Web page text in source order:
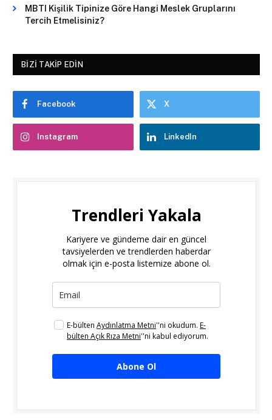
MBTI Kişilik Tipinize Göre Hangi Meslek Gruplarını
Tercih Etmelisiniz?
BIZI TAKIP EDIN
Facebook X
Instagram LinkedIn
Trendleri Yakala
Kariyere ve gündeme dair en güncel
tavsiyelerden ve trendlerden haberdar
olmak için e-posta listemize abone ol.
E-bülten Aydınlatma Metni''ni okudum. E-
bülten Açık Rıza Metni''ni kabul ediyorum.
Abone Ol